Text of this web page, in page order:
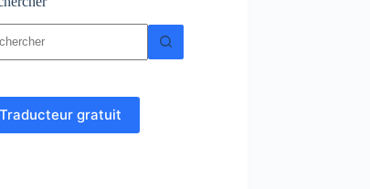
Traducteur gratuit